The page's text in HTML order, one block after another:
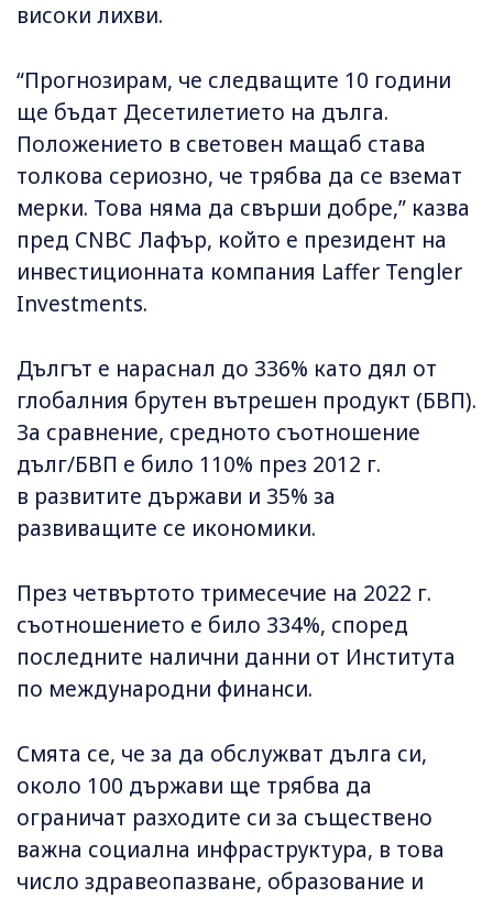
високи лихви.
“Прогнозирам, че следващите 10 години
ще бъдат Десетилетието на дълга.
Положението в световен мащаб става
толкова сериозно, че трябва да се вземат
мерки. Това няма да свърши добре,” казва
пред CNBC Лафър, който е президент на
инвестиционната компания Laffer Tengler
Investments.
Дългът е нараснал до 336% като дял от
глобалния брутен вътрешен продукт (БВП).
За сравнение, средното съотношение
дълг/БВП е било 110% през 2012 г.
в развитите държави и 35% за
развиващите се икономики.
През четвъртото тримесечие на 2022 г.
съотношението е било 334%, според
последните налични данни от Института
по международни финанси.
Смята се, че за да обслужват дълга си,
около 100 държави ще трябва да
ограничат разходите си за съществено
важна социална инфраструктура, в това
число здравеопазване, образование и